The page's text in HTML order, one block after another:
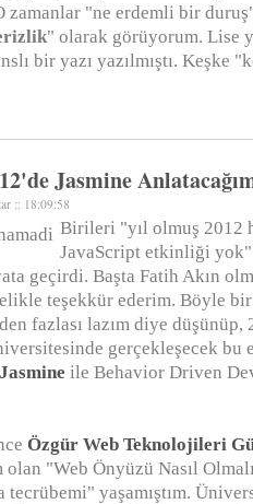
zamanlar "ne erdemli bir
" olarak görüyorum. Lise
bir yazı yazılmıştı. Keşke
Jasmine
:: 18:09:58
Birileri "yıl olmuş 2012
JavaScript etkinliği
geçirdi. Başta Fatih Akın
teşekkür ederim. Böyle
fazlası lazım diye düşünüp,
gerçekleşecek
Jasmine ile Behavior Driven
Özgür Web Teknolojileri
olan "Web Önyüzü Nasıl
tecrübemi" yaşamıştım.